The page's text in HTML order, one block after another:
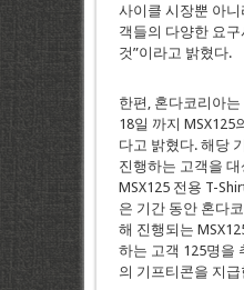
사이클 시장뿐 아
객들의 다양한 요
것”이라고 밝혔다.
한편, 혼다코리아
18일 까지 MSX125
다고 밝혔다. 해당
진행하는 고객을
MSX125 전용 T-
은 기간 동안 혼다
해 진행되는
하는 고객 125명을
의 기프티콘을 지급